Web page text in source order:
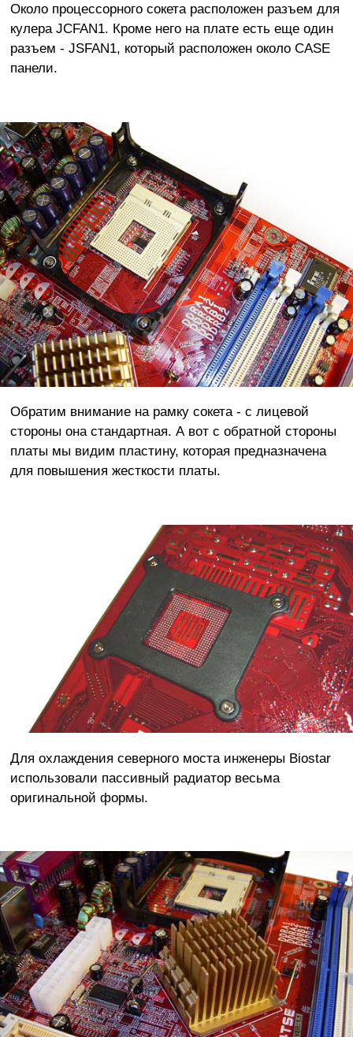
Около процессорного сокета расположен разъем для
кулера JCFAN1. Кроме него на плате есть еще один
разъем - JSFAN1, который расположен около CASE
панели.
Обратим внимание на рамку сокета - с лицевой
стороны она стандартная. А вот с обратной стороны
платы мы видим пластину, которая предназначена
для повышения жесткости платы.
Для охлаждения северного моста инженеры Biostar
использовали пассивный радиатор весьма
оригинальной формы.